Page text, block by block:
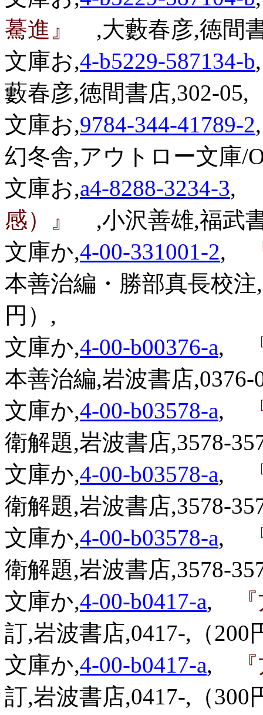
驀進』 ,大藪春彦,徳間
文庫お,4-b5229-587134-b,
藪春彦,徳間書店,302-05,
文庫お,9784-344-41789-2,
幻冬舎,アウトロー文庫/
文庫お,a4-8288-3234-3,
感）』 ,小沢善雄,福武
文庫か,4-00-331001-2,
本善治編・勝部真長校
円）,
文庫か,4-00-b00376-a,
本善治編,岩波書店,0376-
文庫か,4-00-b03578-a,
衛解題,岩波書店,3578-
文庫か,4-00-b03578-a,
衛解題,岩波書店,3578-
文庫か,4-00-b03578-a,
衛解題,岩波書店,3578-
文庫か,4-00-b0417-a, 『
訂,岩波書店,0417-,（200
文庫か,4-00-b0417-a, 『
訂,岩波書店,0417-,（300